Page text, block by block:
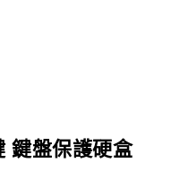
鍵盤保護硬盒